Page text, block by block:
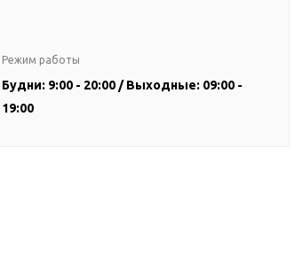
Режим работы
Будни: 9:00 - 20:00 / Выходные: 09:00 -
19:00